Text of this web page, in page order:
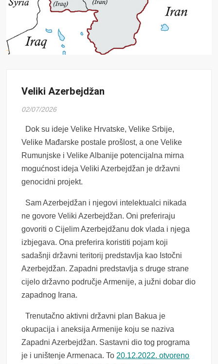
Veliki Azerbejdžan
02/07/2026
Dok su ideje Velike Hrvatske, Velike Srbije,
Velike Mađarske postale prošlost, a one Velike
Rumunjske i Velike Albanije potencijalna mirna
mogućnost ideja Veliki Azerbejdžan je državni
genocidni projekt.
Sam Azerbejdžan i njegovi intelektualci nikada
ne govore Veliki Azerbejdžan. Oni preferiraju
govoriti o Cijelim Azerbejdžanu dok vlada i njega
izbjegava. Ona preferira koristiti pojam koji
sadašnji državni teritorij predstavlja kao Istočni
Azerbejdžan. Zapadni predstavlja s druge strane
cijelo državno područje Armenije, a južni dobar dio
zapadnog Irana.
Trenutačno aktivni državni plan Bakua je
okupacija i aneksija Armenije koju se naziva
Zapadni Azerbejdžan. Sastavni dio tog programa
je i uništenje Armenaca. To 20.12.2022. otvoreno